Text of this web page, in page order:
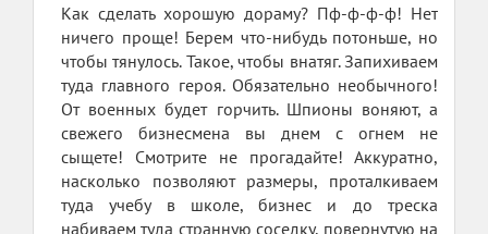
Как сделать хорошую дораму? Пф-ф-ф-ф! Нет
ничего проще! Берем что-нибудь потоньше, но
чтобы тянулось. Такое, чтобы внатяг. Запихиваем
туда главного героя. Обязательно необычного!
От военных будет горчить. Шпионы воняют, а
свежего бизнесмена вы днем с огнем не
сыщете! Смотрите не прогадайте! Аккуратно,
насколько позволяют размеры, проталкиваем
туда учебу в школе, бизнес и до треска
набиваем туда странную соседку, повернутую на